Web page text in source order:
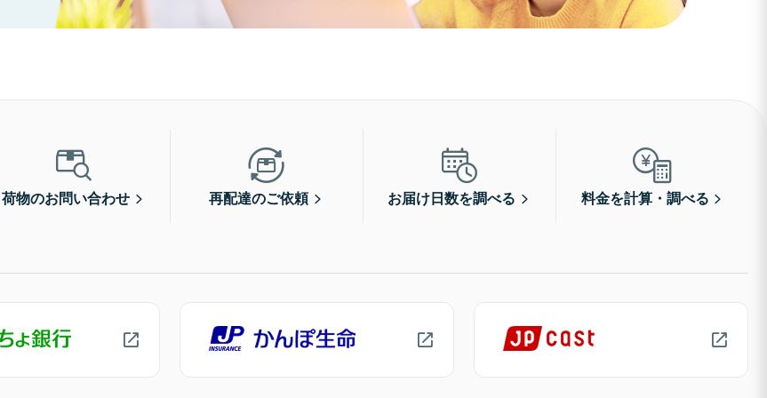
荷物のお問い合わせ 再配達のご依頼 お届け日数を調べる 料金を計算・調べる